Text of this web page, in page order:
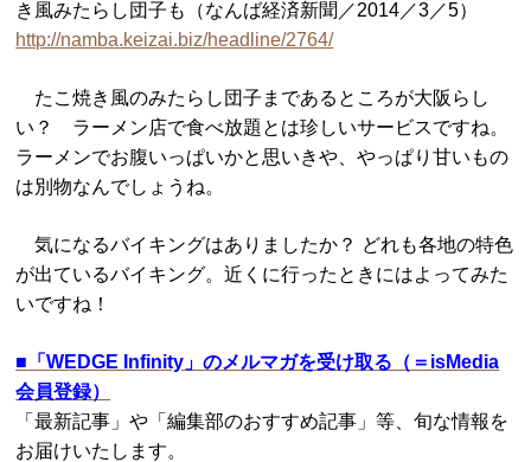
き風みたらし団子も（なんば経済新聞／2014／3／5）
http://namba.keizai.biz/headline/2764/
たこ焼き風のみたらし団子まであるところが大阪らし
い？ ラーメン店で食べ放題とは珍しいサービスですね。
ラーメンでお腹いっぱいかと思いきや、やっぱり甘いもの
は別物なんでしょうね。
気になるバイキングはありましたか？ どれも各地の特色
が出ているバイキング。近くに行ったときにはよってみた
いですね！
■ 「WEDGE Infinity」のメルマガを受け取る（＝isMedia
会員登録）
「最新記事」や「編集部のおすすめ記事」等、旬な情報を
お届けいたします。